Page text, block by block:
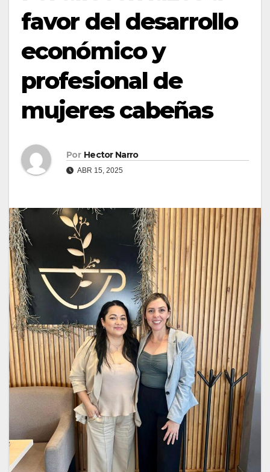
favor del desarrollo
económico y
profesional de
mujeres cabeñas
Por Hector Narro
ABR 15, 2025